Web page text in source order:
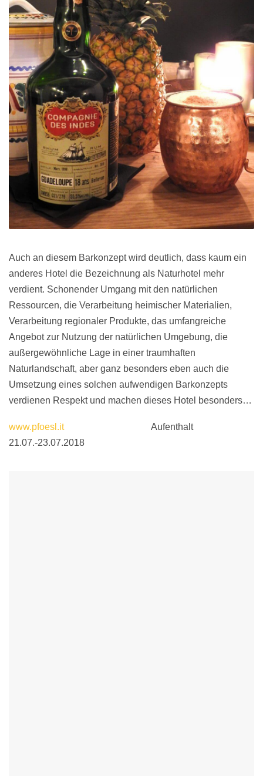
Auch an diesem Barkonzept wird deutlich, dass kaum ein
anderes Hotel die Bezeichnung als Naturhotel mehr
verdient. Schonender Umgang mit den natürlichen
Ressourcen, die Verarbeitung heimischer Materialien,
Verarbeitung regionaler Produkte, das umfangreiche
Angebot zur Nutzung der natürlichen Umgebung, die
außergewöhnliche Lage in einer traumhaften
Naturlandschaft, aber ganz besonders eben auch die
Umsetzung eines solchen aufwendigen Barkonzepts
verdienen Respekt und machen dieses Hotel besonders…
www.pfoesl.itAufenthalt
21.07.-23.07.2018